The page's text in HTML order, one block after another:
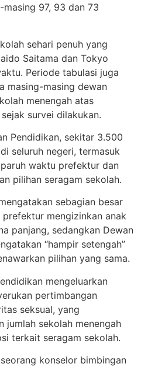
97, 93 dan 73
sehari penuh yang
Saitama dan Tokyo
Periode tabulasi juga
masing-masing dewan
menengah atas
survei dilakukan.
Pendidikan, sekitar 3.500
seluruh negeri, termasuk
waktu prefektur dan
pilihan seragam sekolah.
sebagian besar
mengizinkan anak
panjang, sedangkan Dewan
“hampir setengah”
pilihan yang sama.
mengeluarkan
pertimbangan
seksual, yang
jumlah sekolah menengah
terkait seragam sekolah.
konselor bimbingan